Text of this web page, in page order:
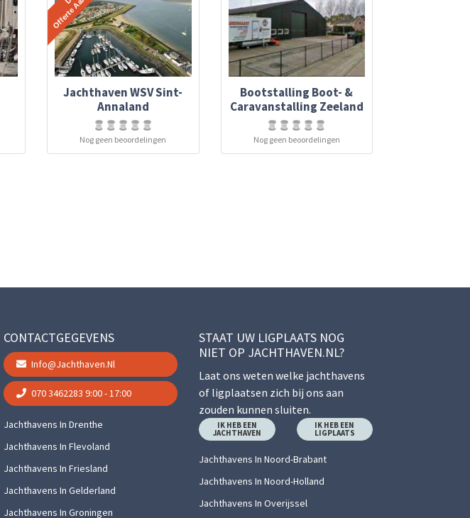
Jachthaven WSV Sint-
Annaland
Nog geen beoordelingen
Bootstalling Boot- &
Caravanstalling Zeeland
Nog geen beoordelingen
CONTACTGEGEVENS
Info@jachthaven.nl
070 3462283 9:00 - 17:00
Jachthavens In Drenthe
Jachthavens In Flevoland
Jachthavens In Friesland
Jachthavens In Gelderland
Jachthavens In Groningen
STAAT UW LIGPLAATS NOG
NIET OP JACHTHAVEN.NL?
Laat ons weten welke jachthavens
of ligplaatsen zich bij ons aan
zouden kunnen sluiten.
IK HEB EEN
JACHTHAVEN
IK HEB EEN
LIGPLAATS
Jachthavens In Noord-Brabant
Jachthavens In Noord-Holland
Jachthavens In Overijssel